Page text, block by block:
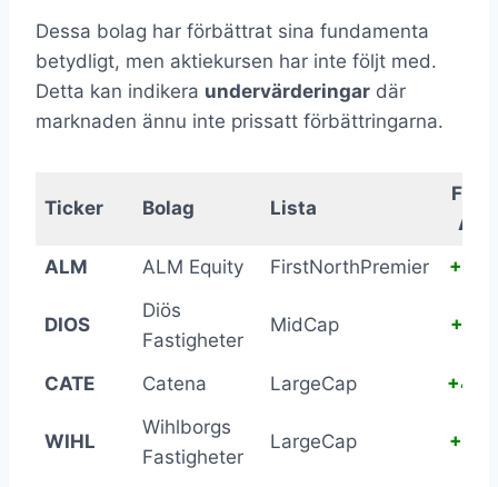
Dessa bolag har förbättrat sina fundamenta
betydligt, men aktiekursen har inte följt med.
Detta kan indikera undervärderingar där
marknaden ännu inte prissatt förbättringarna.
Ticker Bolag Lista
Δ
ALM
ALM Equity FirstNorthPremier
DIOS
Diös
Fastigheter
MidCap
CATE Catena LargeCap
WIHL
Wihlborgs
Fastigheter
LargeCap